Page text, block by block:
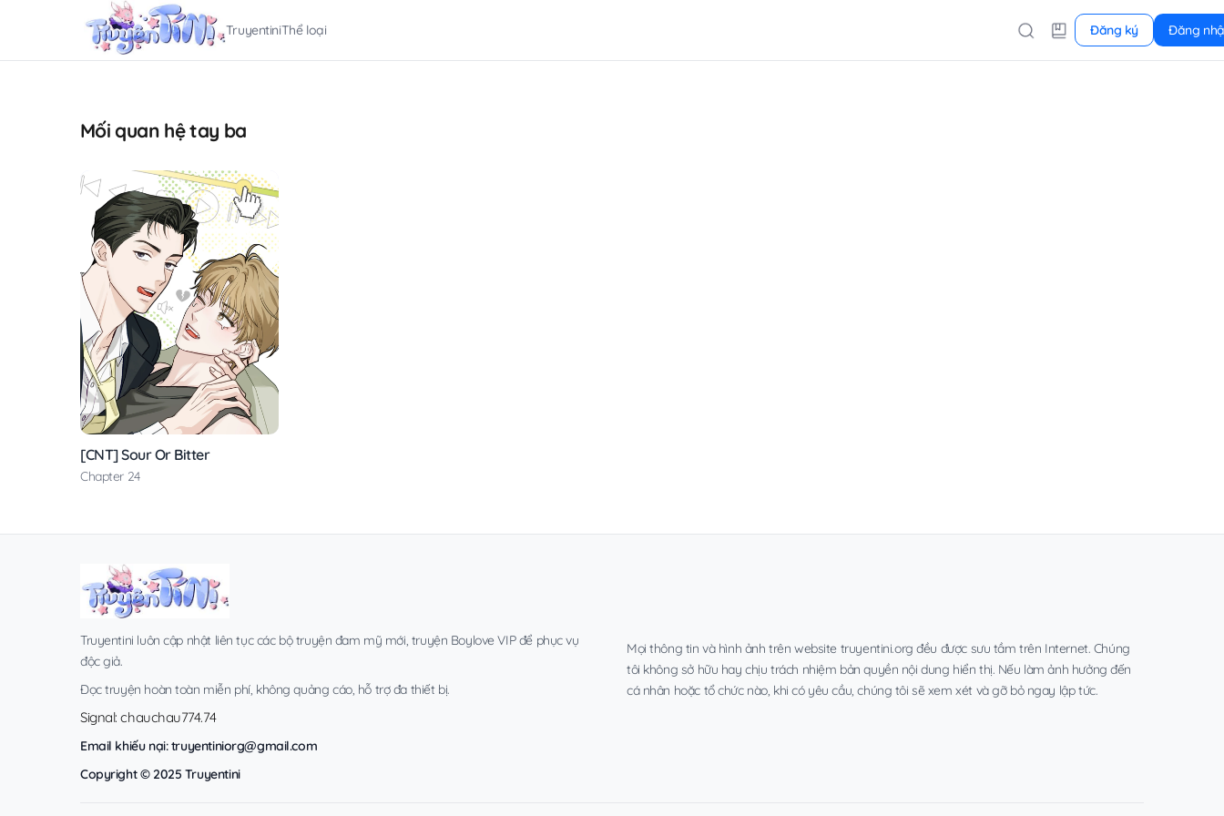
TruyentiniThể loại Đăng ký Đăng
Mối quan hệ tay ba
[CNT] Sour Or Bitter
Chapter 24
Truyentini luôn cập nhật liên tục các bộ truyện đam mỹ mới, truyện Boylove VIP để phục vụ
độc giả.
Đọc truyện hoàn toàn miễn phí, không quảng cáo, hỗ trợ đa thiết bị.
Signal: chauchau774.74
Email khiếu nại:truyentiniorg@gmail.com
Copyright © 2025 Truyentini
Mọi thông tin và hình ảnh trên website truyentini.org đều được sưu tầm trên Internet. Chúng
tôi không sở hữu hay chịu trách nhiệm bản quyền nội dung hiển thị. Nếu làm ảnh hưởng đến
cá nhân hoặc tổ chức nào, khi có yêu cầu, chúng tôi sẽ xem xét và gỡ bỏ ngay lập tức.